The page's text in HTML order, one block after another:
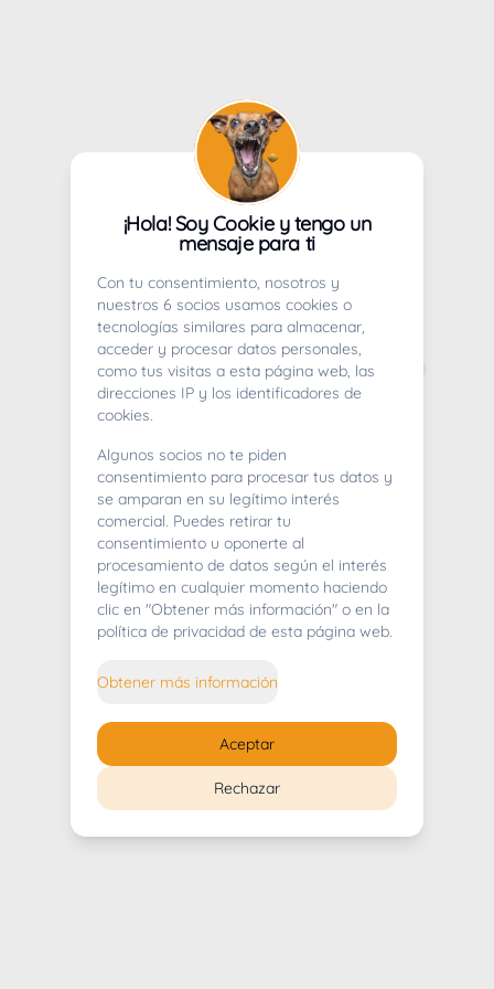
404
Whoops! Lo sentimos mucho.
¡Hola! Soy Cookie y tengo un
mensaje para ti
Con tu consentimiento, nosotros y
nuestros 6 socios usamos cookies o
tecnologías similares para almacenar,
acceder y procesar datos personales,
como tus visitas a esta página web, las
direcciones IP y los identificadores de
cookies.
Algunos socios no te piden
consentimiento para procesar tus datos y
se amparan en su legítimo interés
comercial. Puedes retirar tu
consentimiento u oponerte al
procesamiento de datos según el interés
legítimo en cualquier momento haciendo
clic en "Obtener más información" o en la
política de privacidad de esta página web.
Obtener más información
Rechazar
Aceptar